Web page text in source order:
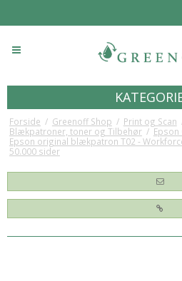
Forside / Greenoff Shop / Print og Scan
Blækpatroner, toner og Tilbehør / Epson
Epson original blækpatron T02 -
50.000 sider